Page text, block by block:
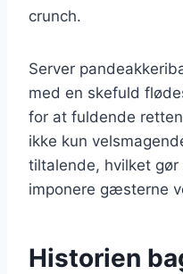
crunch.
Server
med en skefuld
for at fuldende
ikke kun
tiltalende, hvilket
imponere gæsterne
Historien